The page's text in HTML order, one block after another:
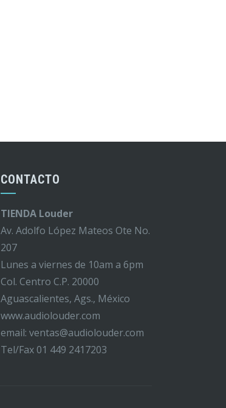
CONTACTO
TIENDA Louder
Av. Adolfo López Mateos Ote No.
207
Lunes a viernes de 10am a 6pm
Col. Centro C.P. 20000
Aguascalientes, Ags., México
www.audiolouder.com
email: ventas@audiolouder.com
Tel/Fax 01 449 2417203